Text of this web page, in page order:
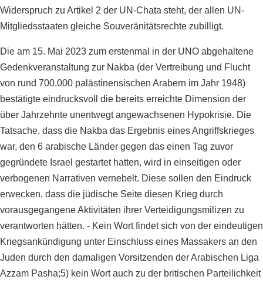
Widerspruch zu Artikel 2 der UN-Chata steht, der allen UN-
Mitgliedsstaaten gleiche Souveränitätsrechte zubilligt.
Die am 15. Mai 2023 zum erstenmal in der UNO abgehaltene
Gedenkveranstaltung zur Nakba (der Vertreibung und Flucht
von rund 700.000 palästinensischen Arabern im Jahr 1948)
bestätigte eindrucksvoll die bereits erreichte Dimension der
über Jahrzehnte unentwegt angewachsenen Hypokrisie. Die
Tatsache, dass die Nakba das Ergebnis eines Angriffskrieges
war, den 6 arabische Länder gegen das einen Tag zuvor
gegründete Israel gestartet hatten, wird in einseitigen oder
verbogenen Narrativen vernebelt. Diese sollen den Eindruck
erwecken, dass die jüdische Seite diesen Krieg durch
vorausgegangene Aktivitäten ihrer Verteidigungsmilizen zu
verantworten hätten. - Kein Wort findet sich von der eindeutigen
Kriegsankündigung unter Einschluss eines Massakers an den
Juden durch den damaligen Vorsitzenden der Arabischen Liga
Azzam Pasha;5) kein Wort auch zu der britischen Parteilichkeit